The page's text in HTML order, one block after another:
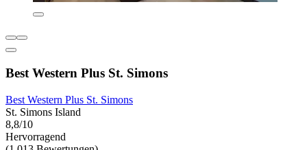
Best Western Plus St. Simons
Best Western Plus St. Simons
St. Simons Island
8,8/10
Hervorragend